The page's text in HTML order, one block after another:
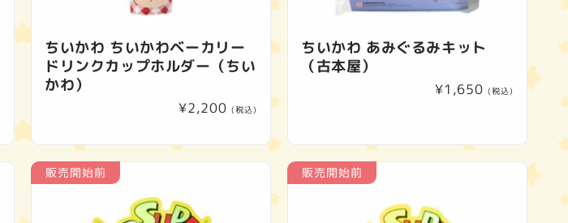
ちいかわ ちいかわベーカリー
ドリンクカップホルダー（ちい
かわ）
通
価
¥2,200 (税込)
ちいかわ あみぐるみキット
（古本屋）
通
¥1,650 (税込)
販売開始前 販売開始前